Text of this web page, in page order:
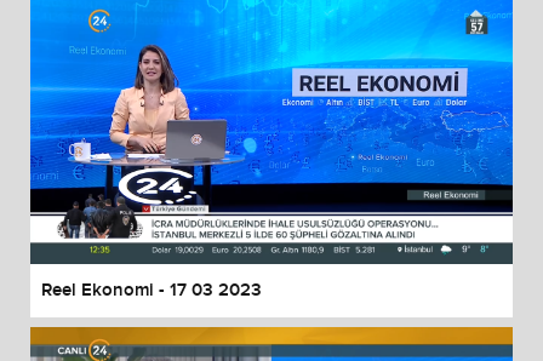
Reel Ekonomi - 17 03 2023